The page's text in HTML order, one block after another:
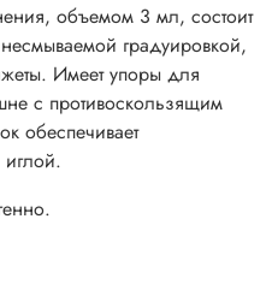
объемом 3 мл, состоит
градуировкой,
Имеет упоры для
с противоскользящим
обеспечивает